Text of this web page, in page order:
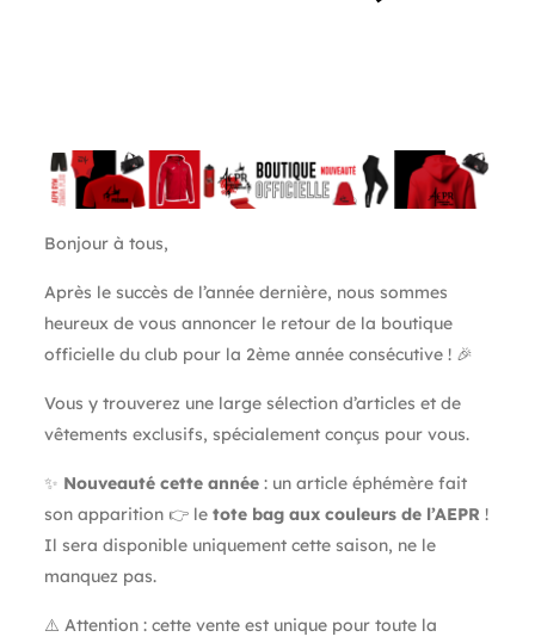
Bonjour à tous,
Après le succès de l’année dernière, nous sommes
heureux de vous annoncer le retour de la boutique
officielle du club pour la 2ème année consécutive ! 🎉
Vous y trouverez une large sélection d’articles et de
vêtements exclusifs, spécialement conçus pour vous.
✨ Nouveauté cette année : un article éphémère fait
son apparition 👉 le tote bag aux couleurs de l’AEPR !
Il sera disponible uniquement cette saison, ne le
manquez pas.
⚠️ Attention : cette vente est unique pour toute la